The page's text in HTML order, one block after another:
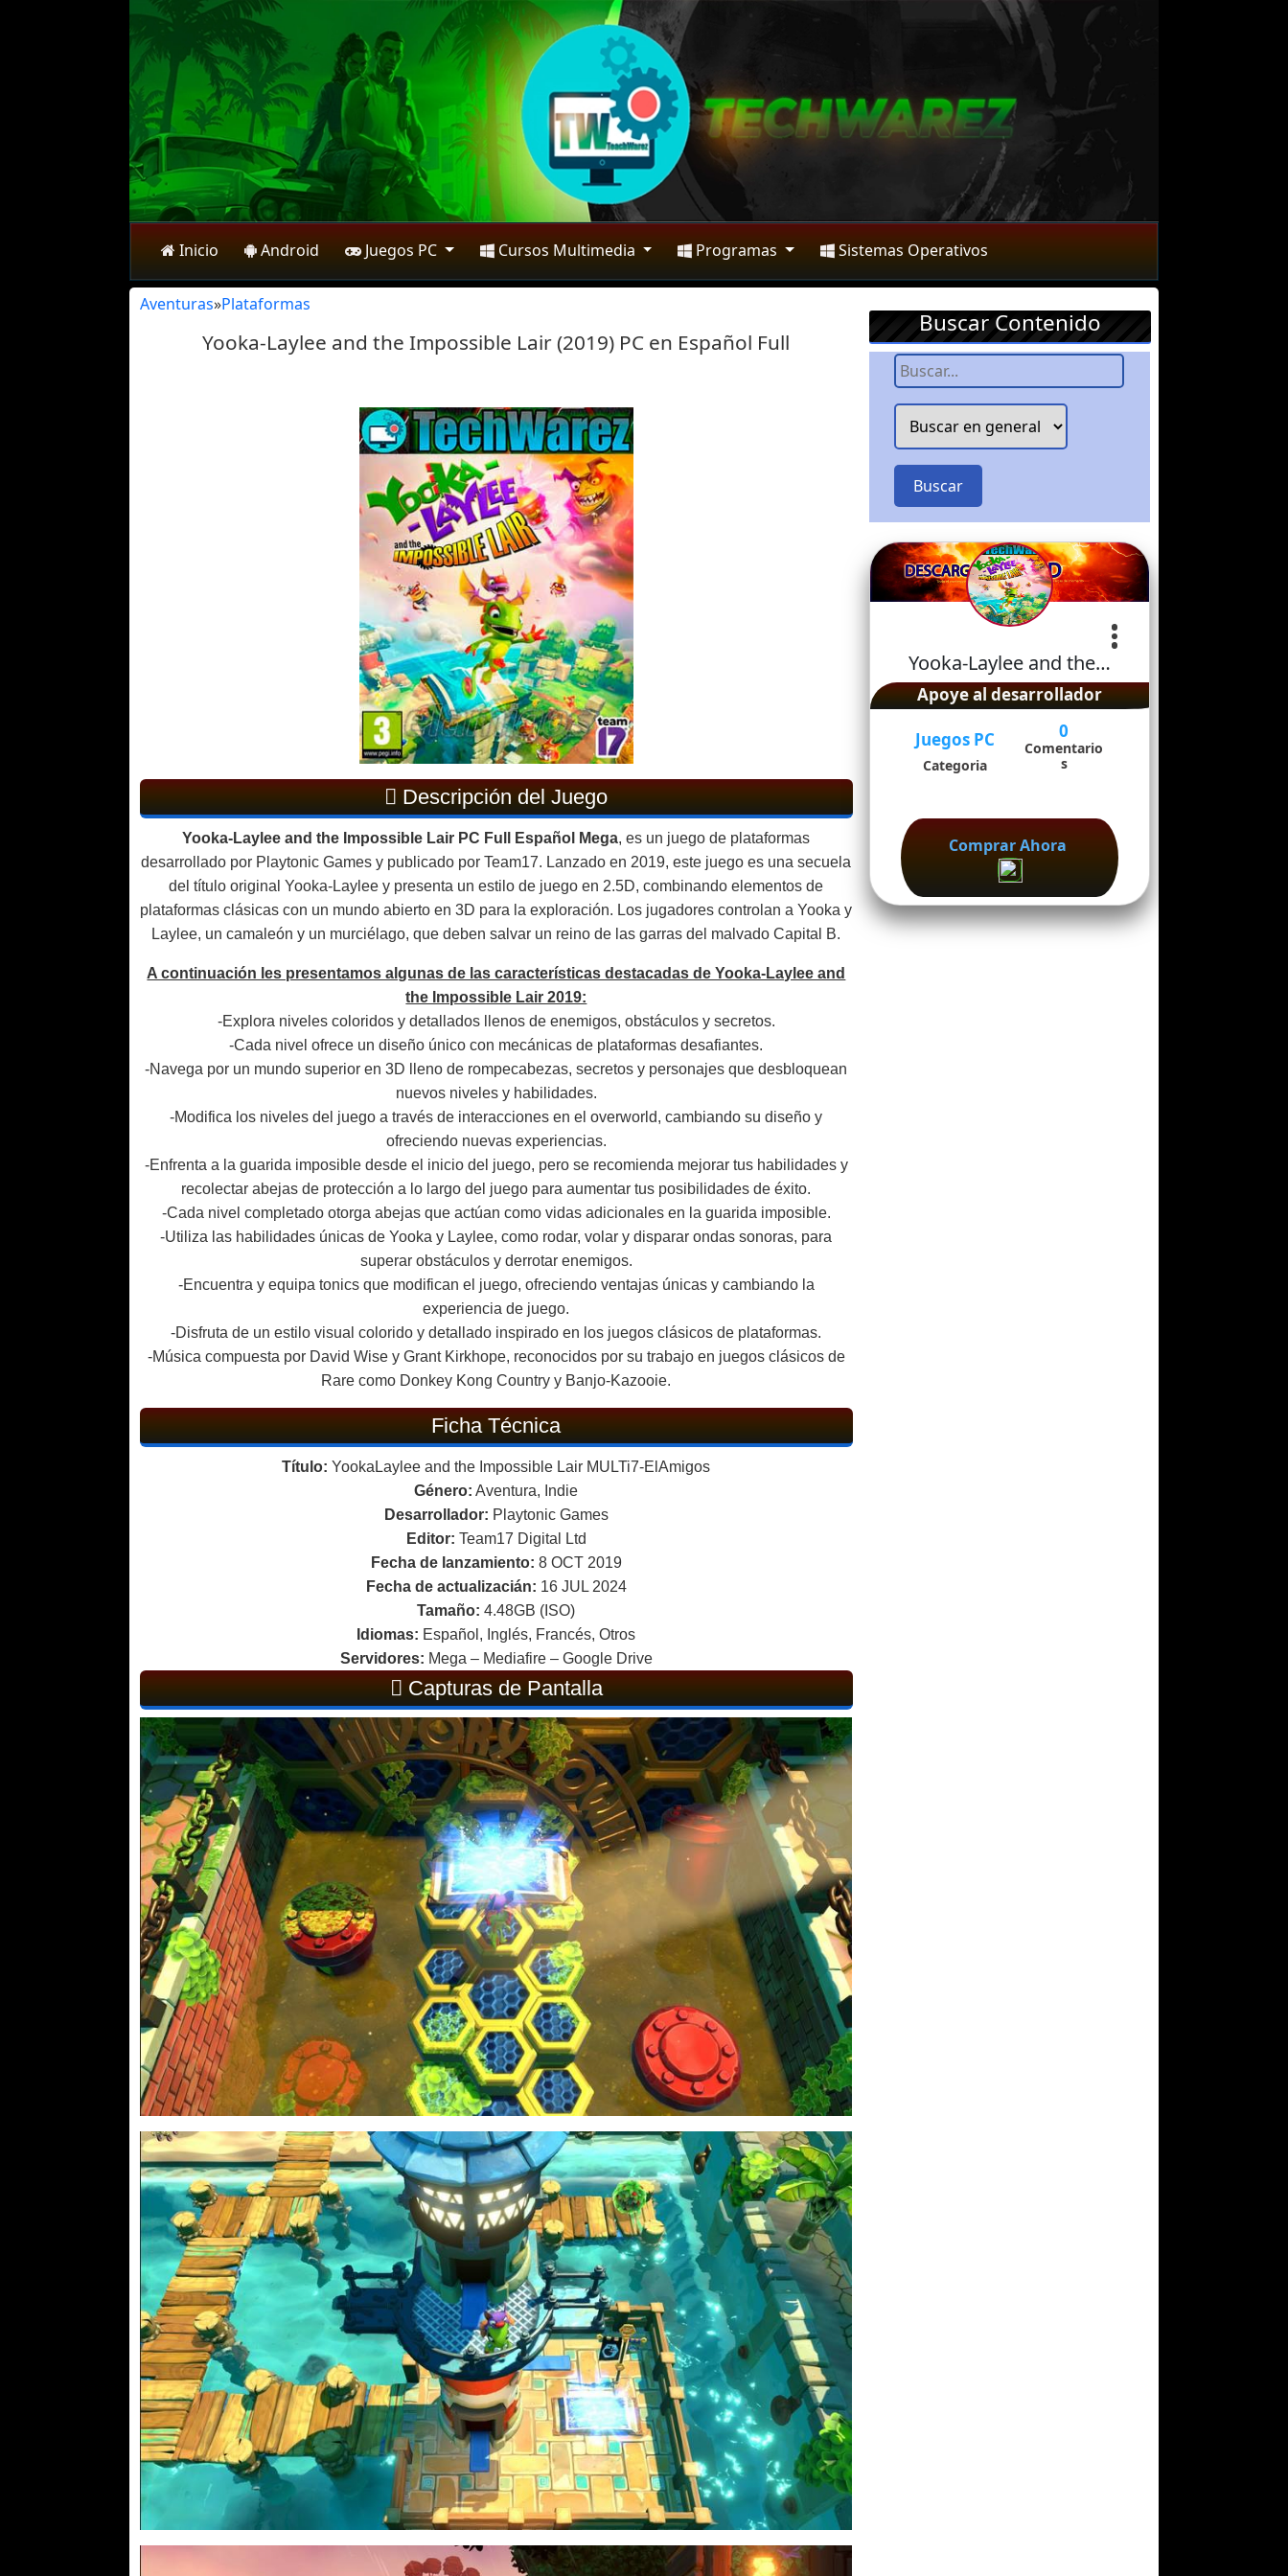
Inicio Android Juegos PC Cursos Multimedia Programas Sistemas Operativos
Aventuras»Plataformas
Yooka-Laylee and the Impossible Lair (2019) PC en Español Full
Descripción del Juego
Yooka-Laylee and the Impossible Lair PC Full Español Mega, es un juego de plataformas
desarrollado por Playtonic Games y publicado por Team17. Lanzado en 2019, este juego es una secuela
del título original Yooka-Laylee y presenta un estilo de juego en 2.5D, combinando elementos de
plataformas clásicas con un mundo abierto en 3D para la exploración. Los jugadores controlan a Yooka y
Laylee, un camaleón y un murciélago, que deben salvar un reino de las garras del malvado Capital B.
A continuación les presentamos algunas de las características destacadas de Yooka-Laylee and
the Impossible Lair 2019:
-Explora niveles coloridos y detallados llenos de enemigos, obstáculos y secretos.
-Cada nivel ofrece un diseño único con mecánicas de plataformas desafiantes.
-Navega por un mundo superior en 3D lleno de rompecabezas, secretos y personajes que desbloquean
nuevos niveles y habilidades.
-Modifica los niveles del juego a través de interacciones en el overworld, cambiando su diseño y
ofreciendo nuevas experiencias.
-Enfrenta a la guarida imposible desde el inicio del juego, pero se recomienda mejorar tus habilidades y
recolectar abejas de protección a lo largo del juego para aumentar tus posibilidades de éxito.
-Cada nivel completado otorga abejas que actúan como vidas adicionales en la guarida imposible.
-Utiliza las habilidades únicas de Yooka y Laylee, como rodar, volar y disparar ondas sonoras, para
superar obstáculos y derrotar enemigos.
-Encuentra y equipa tonics que modifican el juego, ofreciendo ventajas únicas y cambiando la
experiencia de juego.
-Disfruta de un estilo visual colorido y detallado inspirado en los juegos clásicos de plataformas.
-Música compuesta por David Wise y Grant Kirkhope, reconocidos por su trabajo en juegos clásicos de
Rare como Donkey Kong Country y Banjo-Kazooie.
Ficha Técnica
Título: YookaLaylee and the Impossible Lair MULTi7-ElAmigos
Género: Aventura, Indie
Desarrollador: Playtonic Games
Editor: Team17 Digital Ltd
Fecha de lanzamiento: 8 OCT 2019
Fecha de actualizacián: 16 JUL 2024
Tamaño: 4.48GB (ISO)
Idiomas: Español, Inglés, Francés, Otros
Servidores: Mega – Mediafire – Google Drive
Capturas de Pantalla
Buscar Contenido
Buscar
Yooka-Laylee and the…
Apoye al desarrollador
Juegos PC
Categoria
0
Comentario
s
Comprar Ahora